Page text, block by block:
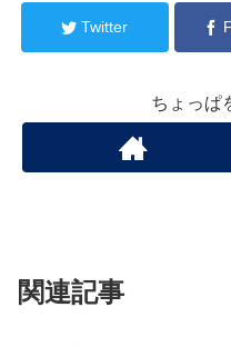
Twitter
ちょっぱ
関連記事